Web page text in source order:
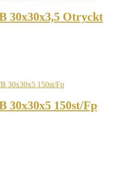
30x30x3,5 Otryckt
30x30x5 150st/Fp